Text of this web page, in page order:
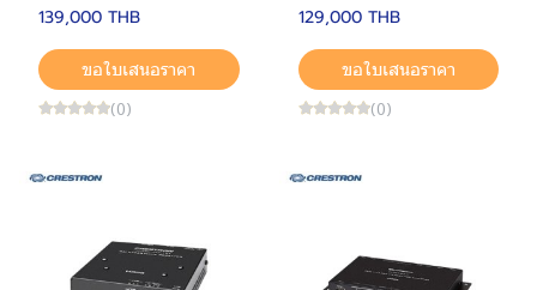
139,000 THB
ขอใบเสนอราคา
(0)
129,000 THB
ขอใบเสนอราคา
(0)